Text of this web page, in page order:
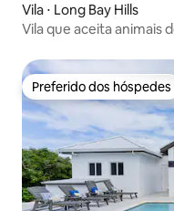
Vila ⋅ Long Bay Hills
Vila que aceita animais
Preferido dos hóspedes
Preferido dos hóspedes